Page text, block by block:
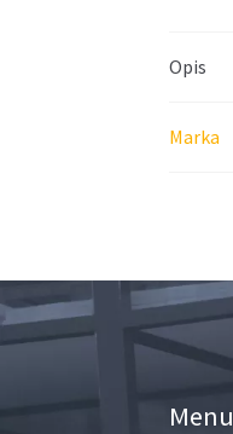
Opis
Marka
Menu